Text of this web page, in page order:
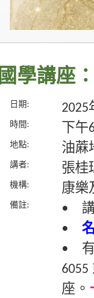
國學講座
日期: 2025
時間: 下
地點: 油蔴
講者: 張桂
機構: 康樂
備註:
• 講
•
• 有
座。